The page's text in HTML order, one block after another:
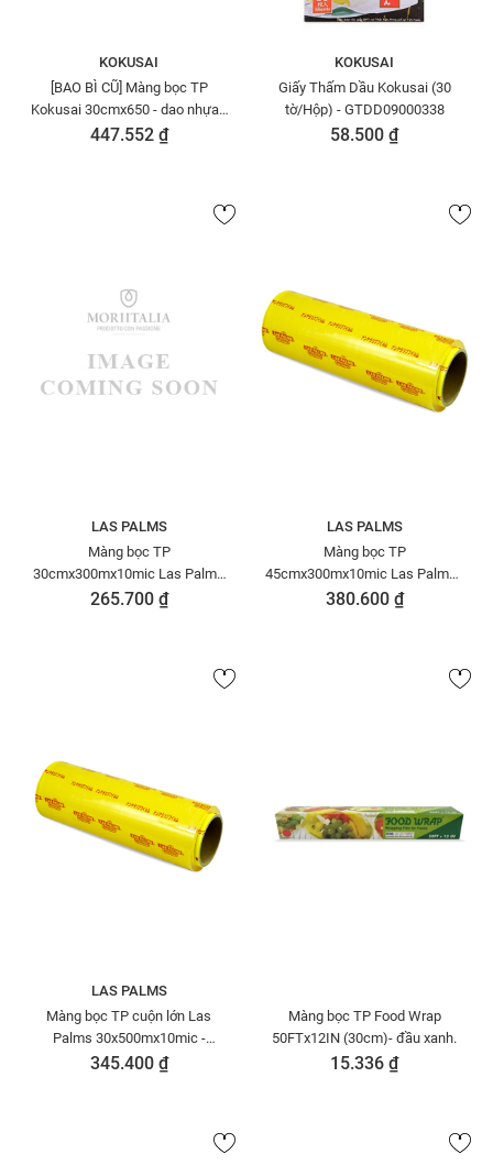
KOKUSAI
[BAO BÌ CŨ] Màng bọc TP
Kokusai 30cmx650 - dao nhựa -
MBTP00004534
447.552 ₫
KOKUSAI
Giấy Thấm Dầu Kokusai (30
tờ/Hộp) - GTDD09000338
58.500 ₫
LAS PALMS
Màng bọc TP
30cmx300mx10mic Las Palms
MBTP00000009-NK
265.700 ₫
LAS PALMS
Màng bọc TP
45cmx300mx10mic Las Palms -
MBTP00000021
380.600 ₫
LAS PALMS
Màng bọc TP cuộn lớn Las
Palms 30x500mx10mic -
MBTP00000013
345.400 ₫
Màng bọc TP Food Wrap
50FTx12IN (30cm)- đầu xanh.
15.336 ₫